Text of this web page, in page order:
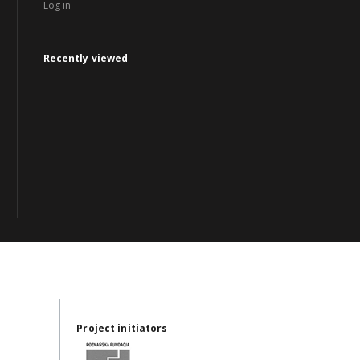
Log in
Recently viewed
Project initiators